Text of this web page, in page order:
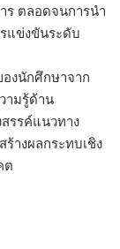
ร ตลอดจนการนำ
แข่งขันระดับ
งนักศึกษาจาก
ามรู้ด้าน
รรค์แนวทาง
างผลกระทบเชิง
ต